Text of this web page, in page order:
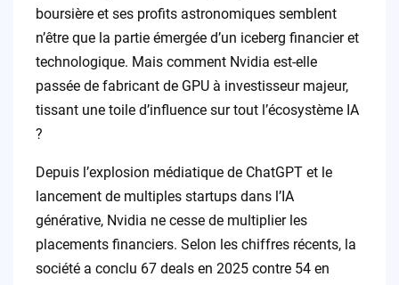
boursière et ses profits astronomiques semblent
n’être que la partie émergée d’un iceberg financier et
technologique. Mais comment Nvidia est-elle
passée de fabricant de GPU à investisseur majeur,
tissant une toile d’influence sur tout l’écosystème IA
?
Depuis l’explosion médiatique de ChatGPT et le
lancement de multiples startups dans l’IA
générative, Nvidia ne cesse de multiplier les
placements financiers. Selon les chiffres récents, la
société a conclu 67 deals en 2025 contre 54 en